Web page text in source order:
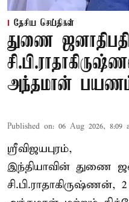
தேசிய செய்திகள்
துணை ஜனாதிபதி
அந்தமான்
Published on: 06 Aug 2026, 8:09
ஸ்ரீவிஜயபுரம்,
இந்தியாவின் துணை
சி.பி.ராதாகிருஷ்ணன்,